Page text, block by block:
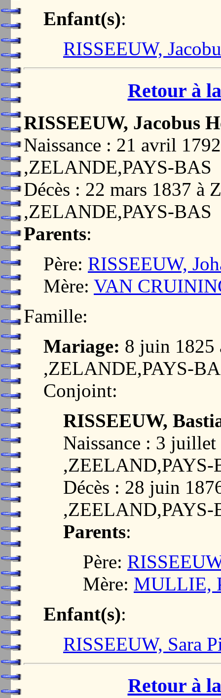
Enfant(s):
RISSEEUW,
Retour à
RISSEEUW, Jacobus
Naissance : 21 avril
,ZELANDE,PAYS-BAS
Décès : 22 mars 1837 à
,ZELANDE,PAYS-BAS
Parents:
Père: RISSEEUW,
Mère: VAN
Famille:
Mariage: 8 juin
,ZELANDE,PAYS-
Conjoint:
RISSEEUW,
Naissance : 3
,ZEELAND,PAYS-
Décès : 28 juin
,ZEELAND,PAYS-
Parents:
Père:
Mère: MULLIE,
Enfant(s):
RISSEEUW, Sara
Retour à